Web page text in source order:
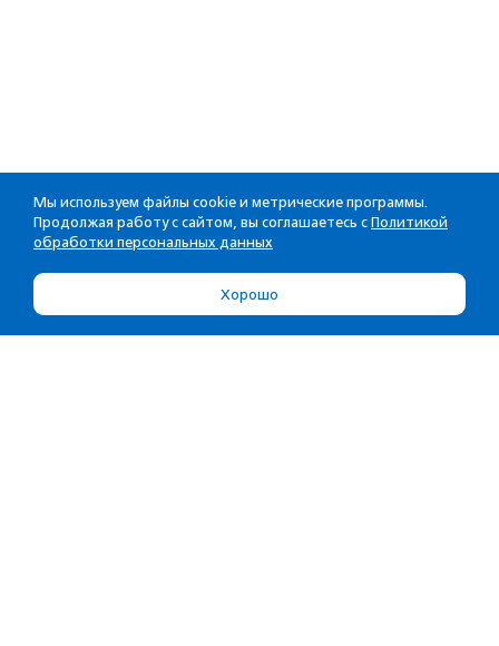
Мы используем файлы cookie и метрические программы.
Продолжая работу с сайтом, вы соглашаетесь с Политикой
обработки персональных данных
Хорошо